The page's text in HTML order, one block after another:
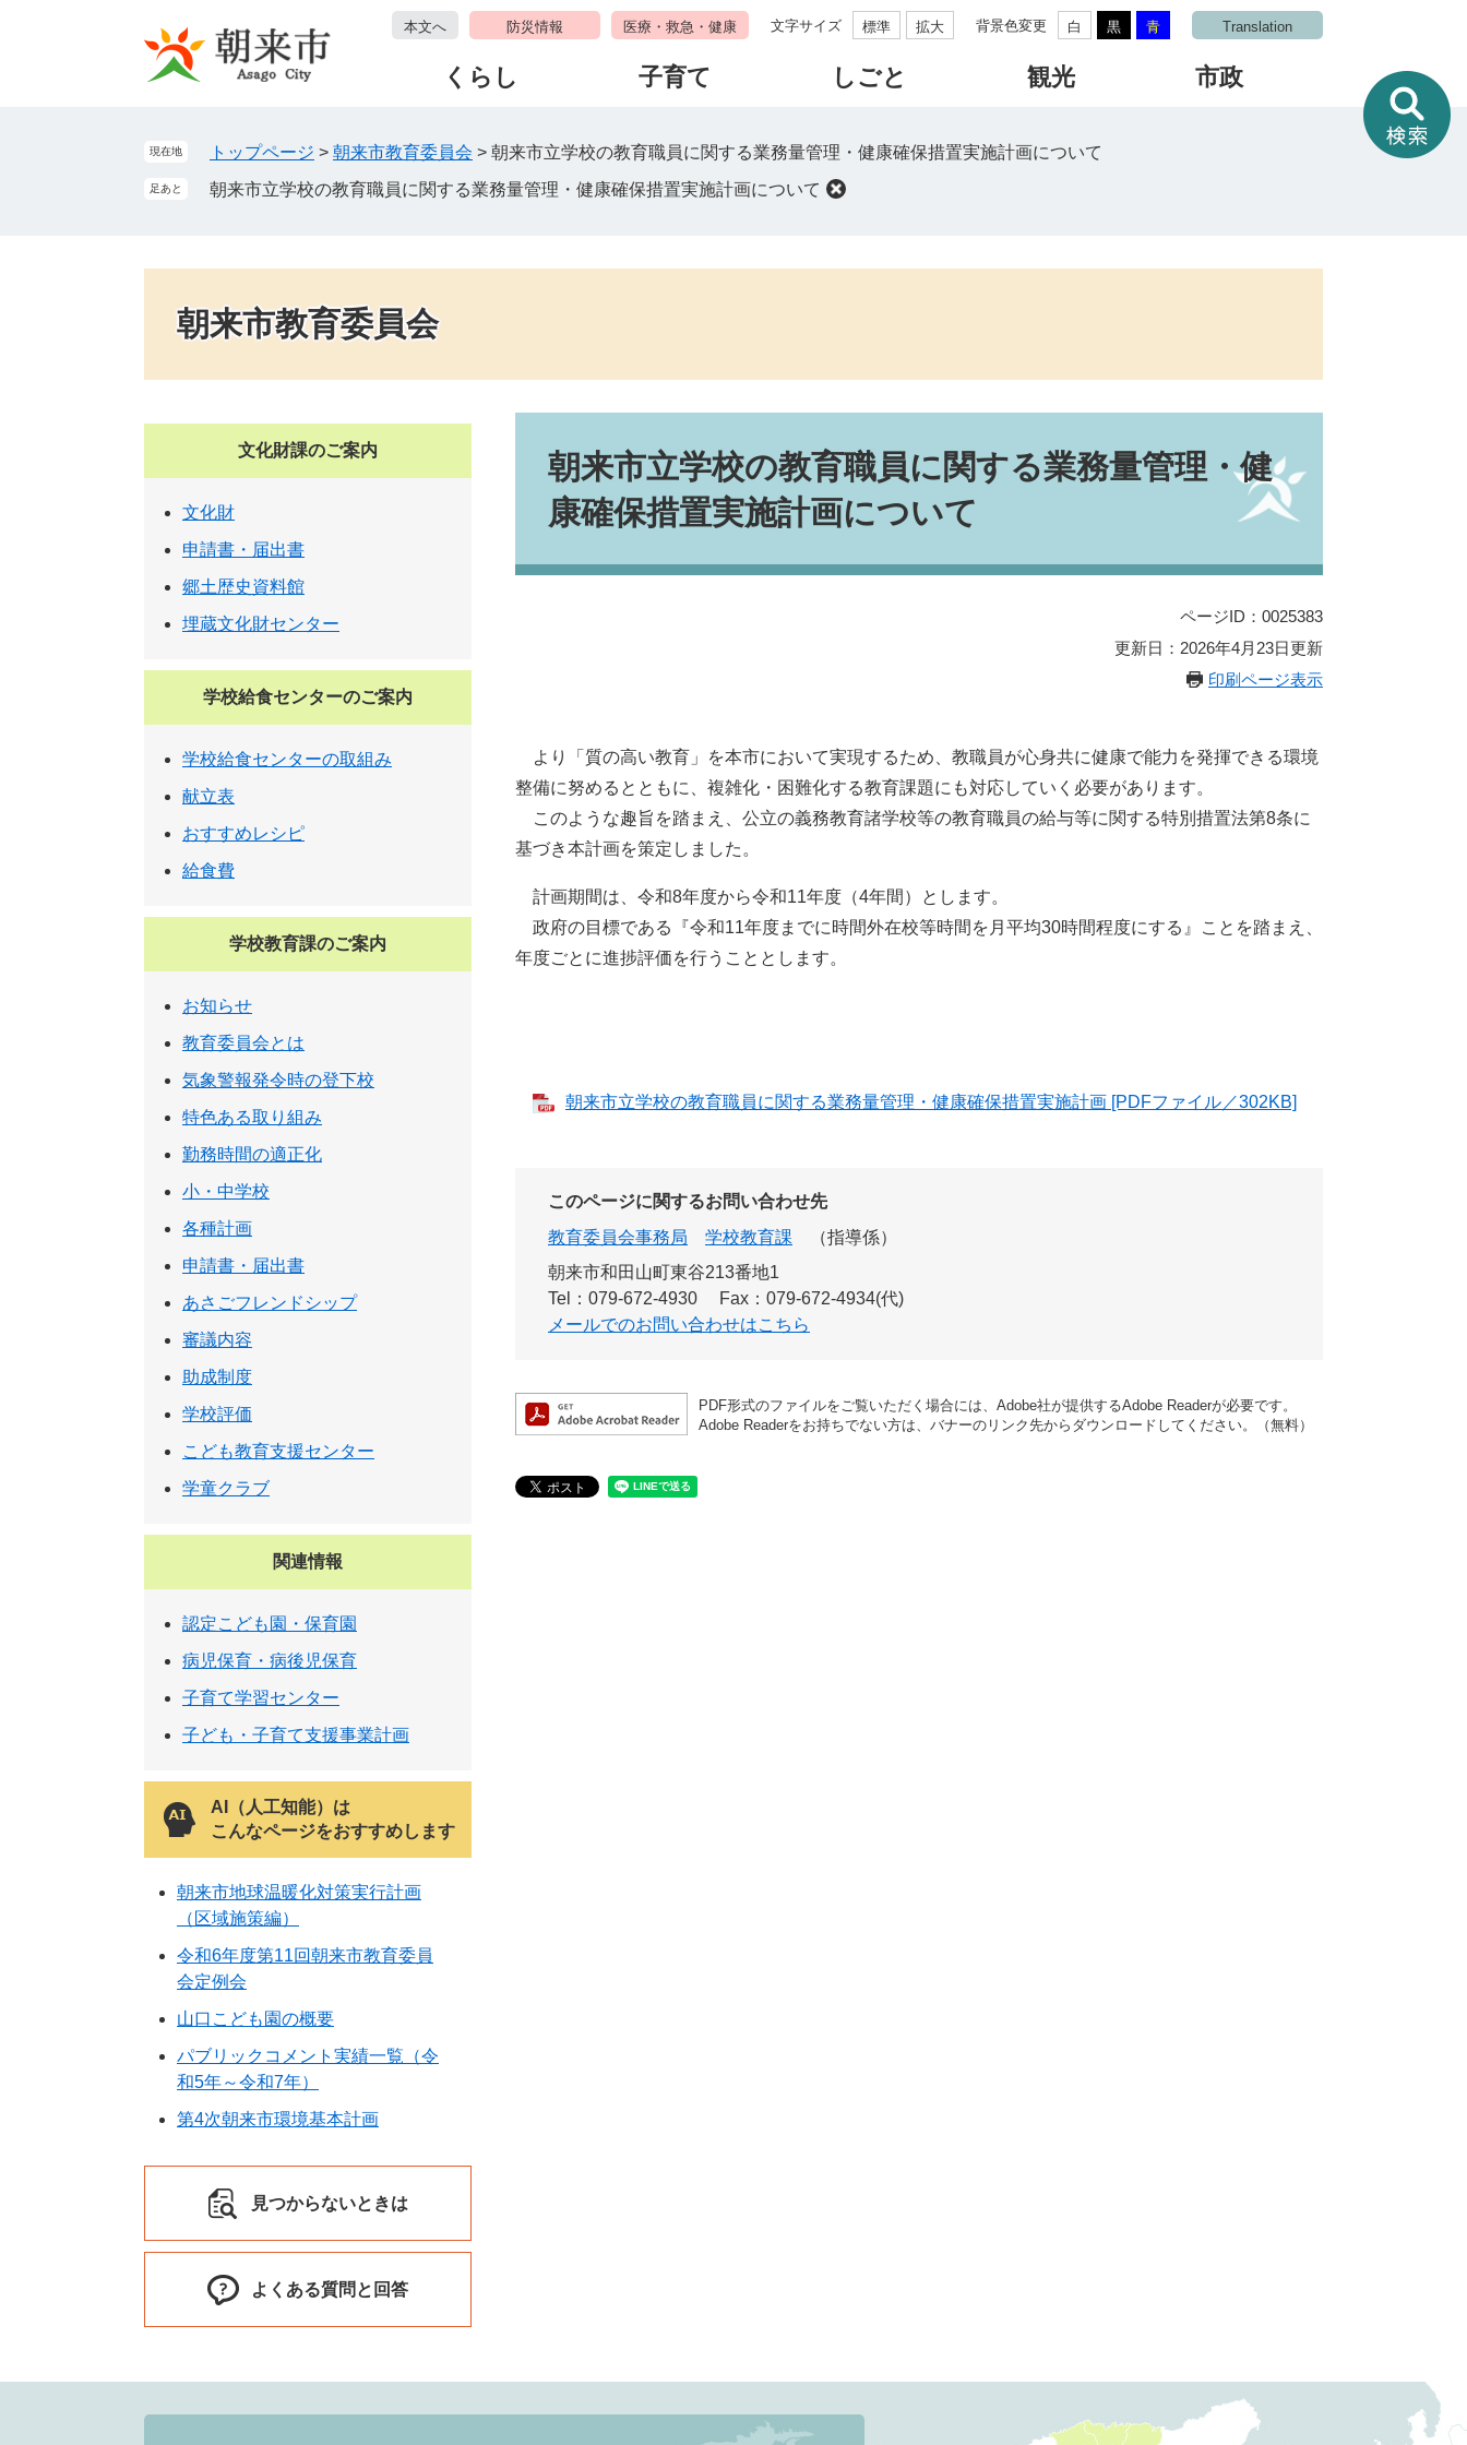
本文へ 防災情報 医療・救急・健康 文字サイズ 標準 拡大 背景色変更 白 黒 青 Translation
くらし 子育て しごと 観光 市政
情
報
を
現在地 トップページ > 朝来市教育委員会 > 朝来市立学校の教育職員に関する業務量管理・健康確保措置実施計画について
足あと 朝来市立学校の教育職員に関する業務量管理・健康確保措置実施計画について
朝来市教育委員会
朝来市立学校の教育職員に関する業務量管理・健
康確保措置実施計画について
ページID：0025383
更新日：2026年4月23日更新
印刷ページ表示
より「質の高い教育」を本市において実現するため、教職員が心身共に健康で能力を発揮できる環境
整備に努めるとともに、複雑化・困難化する教育課題にも対応していく必要があります。
このような趣旨を踏まえ、公立の義務教育諸学校等の教育職員の給与等に関する特別措置法第8条に
基づき本計画を策定しました。
計画期間は、令和8年度から令和11年度（4年間）とします。
政府の目標である『令和11年度までに時間外在校等時間を月平均30時間程度にする』ことを踏まえ、
年度ごとに進捗評価を行うこととします。
朝来市立学校の教育職員に関する業務量管理・健康確保措置実施計画 [PDFファイル／302KB]
このページに関するお問い合わせ先
教育委員会事務局
学校教育課
指導係
朝来市和田山町東谷213番地1
Tel：079-672-4930
Fax：079-672-4934(代)
メールでのお問い合わせはこちら
PDF形式のファイルをご覧いただく場合には、Adobe社が提供するAdobe Readerが必要です。
Adobe Readerをお持ちでない方は、バナーのリンク先からダウンロードしてください。（無料）
文化財課のご案内
文化財
申請書・届出書
郷土歴史資料館
埋蔵文化財センター
学校給食センターのご案内
学校給食センターの取組み
献立表
おすすめレシピ
給食費
学校教育課のご案内
お知らせ
教育委員会とは
気象警報発令時の登下校
特色ある取り組み
勤務時間の適正化
小・中学校
各種計画
申請書・届出書
あさごフレンドシップ
審議内容
助成制度
学校評価
こども教育支援センター
学童クラブ
関連情報
認定こども園・保育園
病児保育・病後児保育
子育て学習センター
子ども・子育て支援事業計画
AI（人工知能）は
こんなページをおすすめします
朝来市地球温暖化対策実行計画
（区域施策編）
令和6年度第11回朝来市教育委員
会定例会
山口こども園の概要
パブリックコメント実績一覧（令
和5年～令和7年）
第4次朝来市環境基本計画
見つからないときは
よくある質問と回答